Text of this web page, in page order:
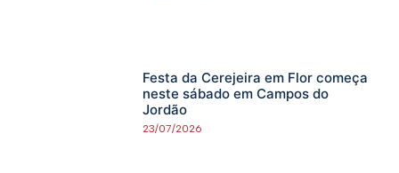
Festa da Cerejeira em Flor começa
neste sábado em Campos do
Jordão
23/07/2026